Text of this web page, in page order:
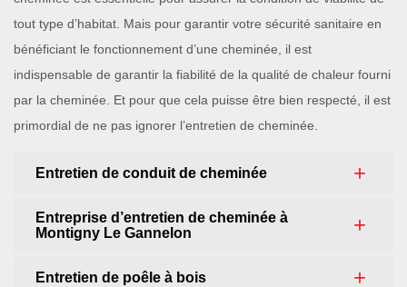
tout type d’habitat. Mais pour garantir votre sécurité sanitaire en
bénéficiant le fonctionnement d’une cheminée, il est
indispensable de garantir la fiabilité de la qualité de chaleur fourni
par la cheminée. Et pour que cela puisse être bien respecté, il est
primordial de ne pas ignorer l’entretien de cheminée.
Entretien de conduit de cheminée
Entreprise d’entretien de cheminée à
Montigny Le Gannelon
Entretien de poêle à bois